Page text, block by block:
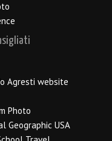
Agresti website
Photo
Geographic USA